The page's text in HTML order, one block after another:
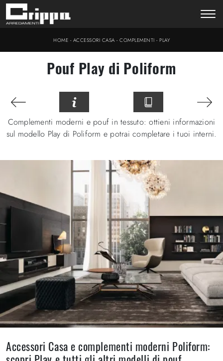
HOME - ACCESSORI CASA - COMPLEMENTI - PLAY
Pouf Play di Poliform
Complementi moderni e pouf in tessuto: ottieni informazioni
sul modello Play di Poliform e potrai completare i tuoi interni.
Accessori Casa e complementi moderni Poliform: